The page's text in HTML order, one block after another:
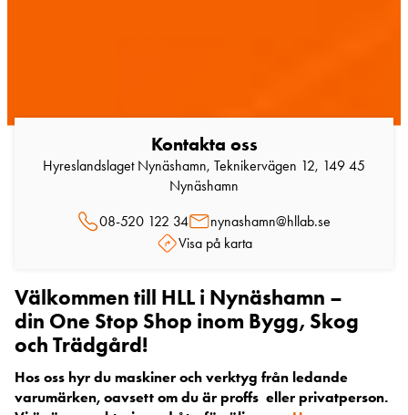
Kontakta oss
Hyreslandslaget Nynäshamn, Teknikervägen 12, 149 45
Nynäshamn
08-520 122 34
nynashamn@hllab.se
Visa på karta
Välkommen till HLL i Nynäshamn –
din One Stop Shop inom Bygg, Skog
och Trädgård!
Hos oss hyr du maskiner och verktyg från ledande
varumärken, oavsett om du är proffs eller privatperson.